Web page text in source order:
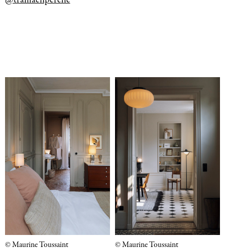
© Maurine Toussaint © Maurine Toussaint